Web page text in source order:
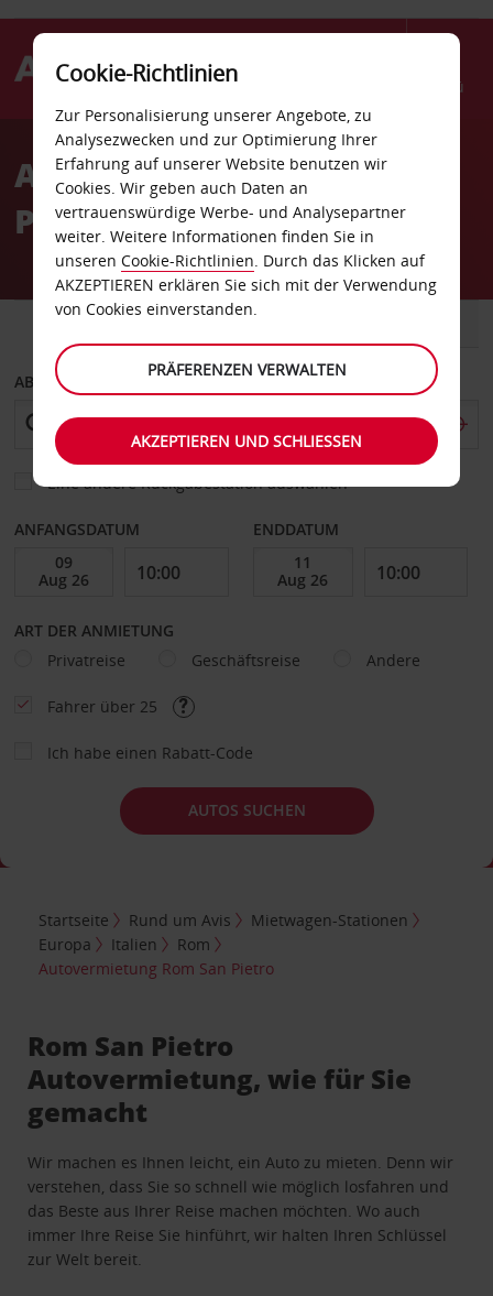
Menü
AvisAutovermietung Rom San
Pietro
ABHOLEN VON
Eine andere Rückgabestation auswählen
ANFANGSDATUM ENDDATUM
ART DER ANMIETUNG
Privatreise
Geschäftsreise Andere
Fahrer über 25
Ich habe einen Rabatt-Code
AUTOS SUCHEN
Startseite Rund um Avis
Mietwagen-Stationen
Europa
Italien
Rom
Autovermietung Rom San Pietro
Rom San Pietro
Autovermietung, wie für Sie
gemacht
Wir machen es Ihnen leicht, ein Auto zu mieten. Denn wir
verstehen, dass Sie so schnell wie möglich losfahren und
das Beste aus Ihrer Reise machen möchten. Wo auch
immer Ihre Reise Sie hinführt, wir halten Ihren Schlüssel
zur Welt bereit.
Cookie-Richtlinien
Zur Personalisierung unserer Angebote, zu
Analysezwecken und zur Optimierung Ihrer
Erfahrung auf unserer Website benutzen wir
Cookies. Wir geben auch Daten an
vertrauenswürdige Werbe- und Analysepartner
weiter. Weitere Informationen finden Sie in
unseren Cookie-Richtlinien. Durch das Klicken auf
AKZEPTIEREN erklären Sie sich mit der Verwendung
von Cookies einverstanden.
PRÄFERENZEN VERWALTEN
AKZEPTIEREN UND SCHLIESSEN